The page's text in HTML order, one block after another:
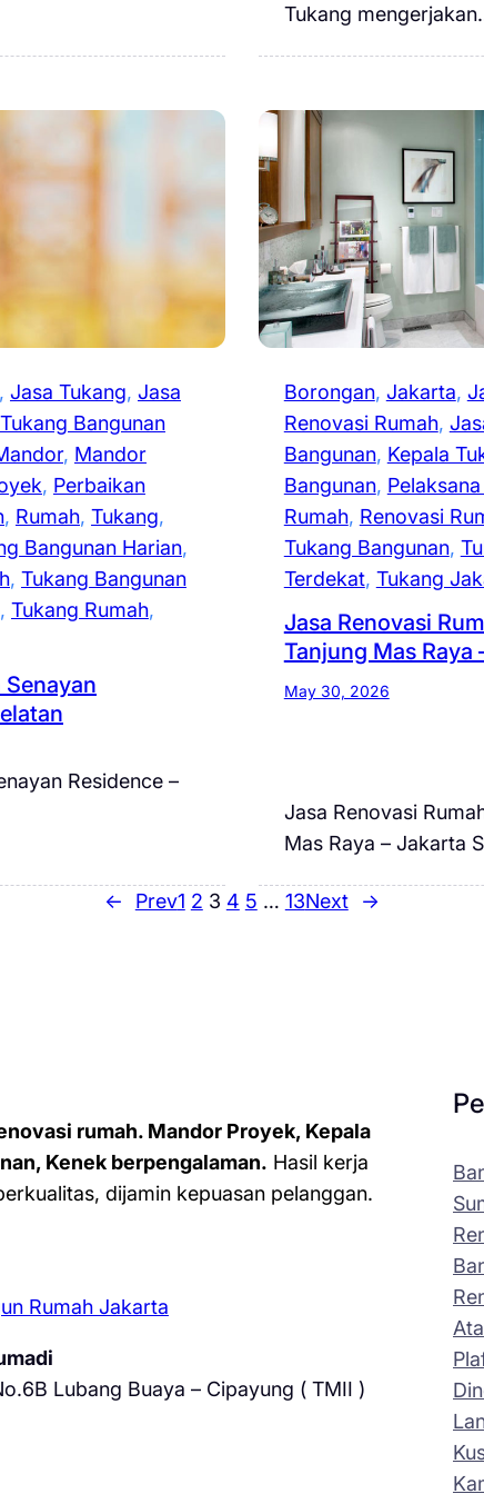
Tukang
Jasa Tukang, Jasa
Bangunan
, Mandor
, Perbaikan
, Rumah, Tukang
Bangunan Harian
, Tukang Bangunan
, Tukang Rumah
Senayan
Residence –
Borongan, Jakarta,
Renovasi Rumah,
Bangunan, Kepala
Bangunan,
Rumah, Renovasi
Tukang Bangunan,
Terdekat, Tukang
Jasa Renovasi
Tanjung Mas Raya
May 30, 2026
Jasa Renovasi
Mas Raya – Jakarta
← Prev1 2 3 4 5 … 13Next →
rumah. Mandor Proyek, Kepala
Kenek berpengalaman. Hasil kerja
dijamin kepuasan pelanggan.
Rumah Jakarta
Lubang Buaya – Cipayung ( TMII )